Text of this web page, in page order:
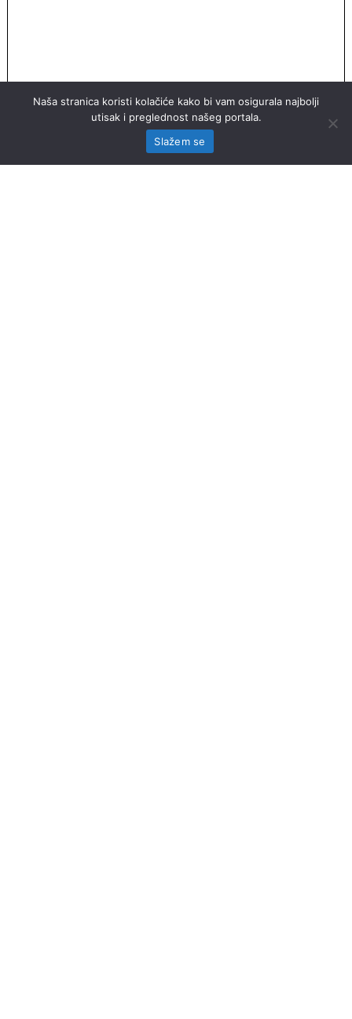
Naša stranica koristi kolačiće kako bi vam osigurala najbolji
utisak i preglednost našeg portala.
Slažem se